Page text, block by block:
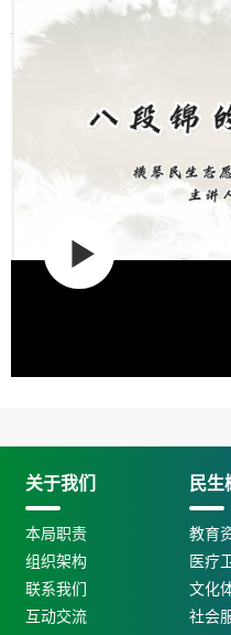
关于我们
本局职责
组织架构
联系我们
互动交流
民生
教育
医疗
文化
社会